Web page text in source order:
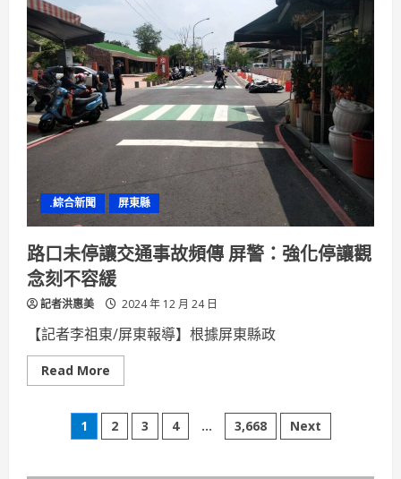
忍，
屏
警
三
日
強
勢
執
移
送
酒
駕
違
規
者
.綜合新聞 屏東縣
路口未停讓交通事故頻傳 屏警：強化停讓觀
念刻不容緩
記者洪惠美 2024 年 12 月 24 日
【記者李祖東/屏東報導】根據屏東縣政
Read More
more
口
未
停
文
章
1 2 3 4 ... 3,668 Next